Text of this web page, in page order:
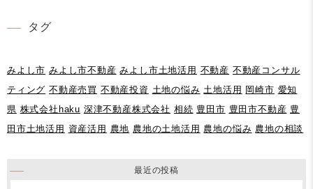
タグ
みよし市 みよし市不動産 みよし市土地活用 不動産 不動産コンサル
ティング 不動産売買 不動産投資 土地の悩み 土地活用 岡崎市 愛知
県 株式会社haku 深津不動産株式会社 相続 豊田市 豊田市不動産 豊
田市土地活用 資産活用 農地 農地の土地活用 農地の悩み 農地の相談
最近の投稿